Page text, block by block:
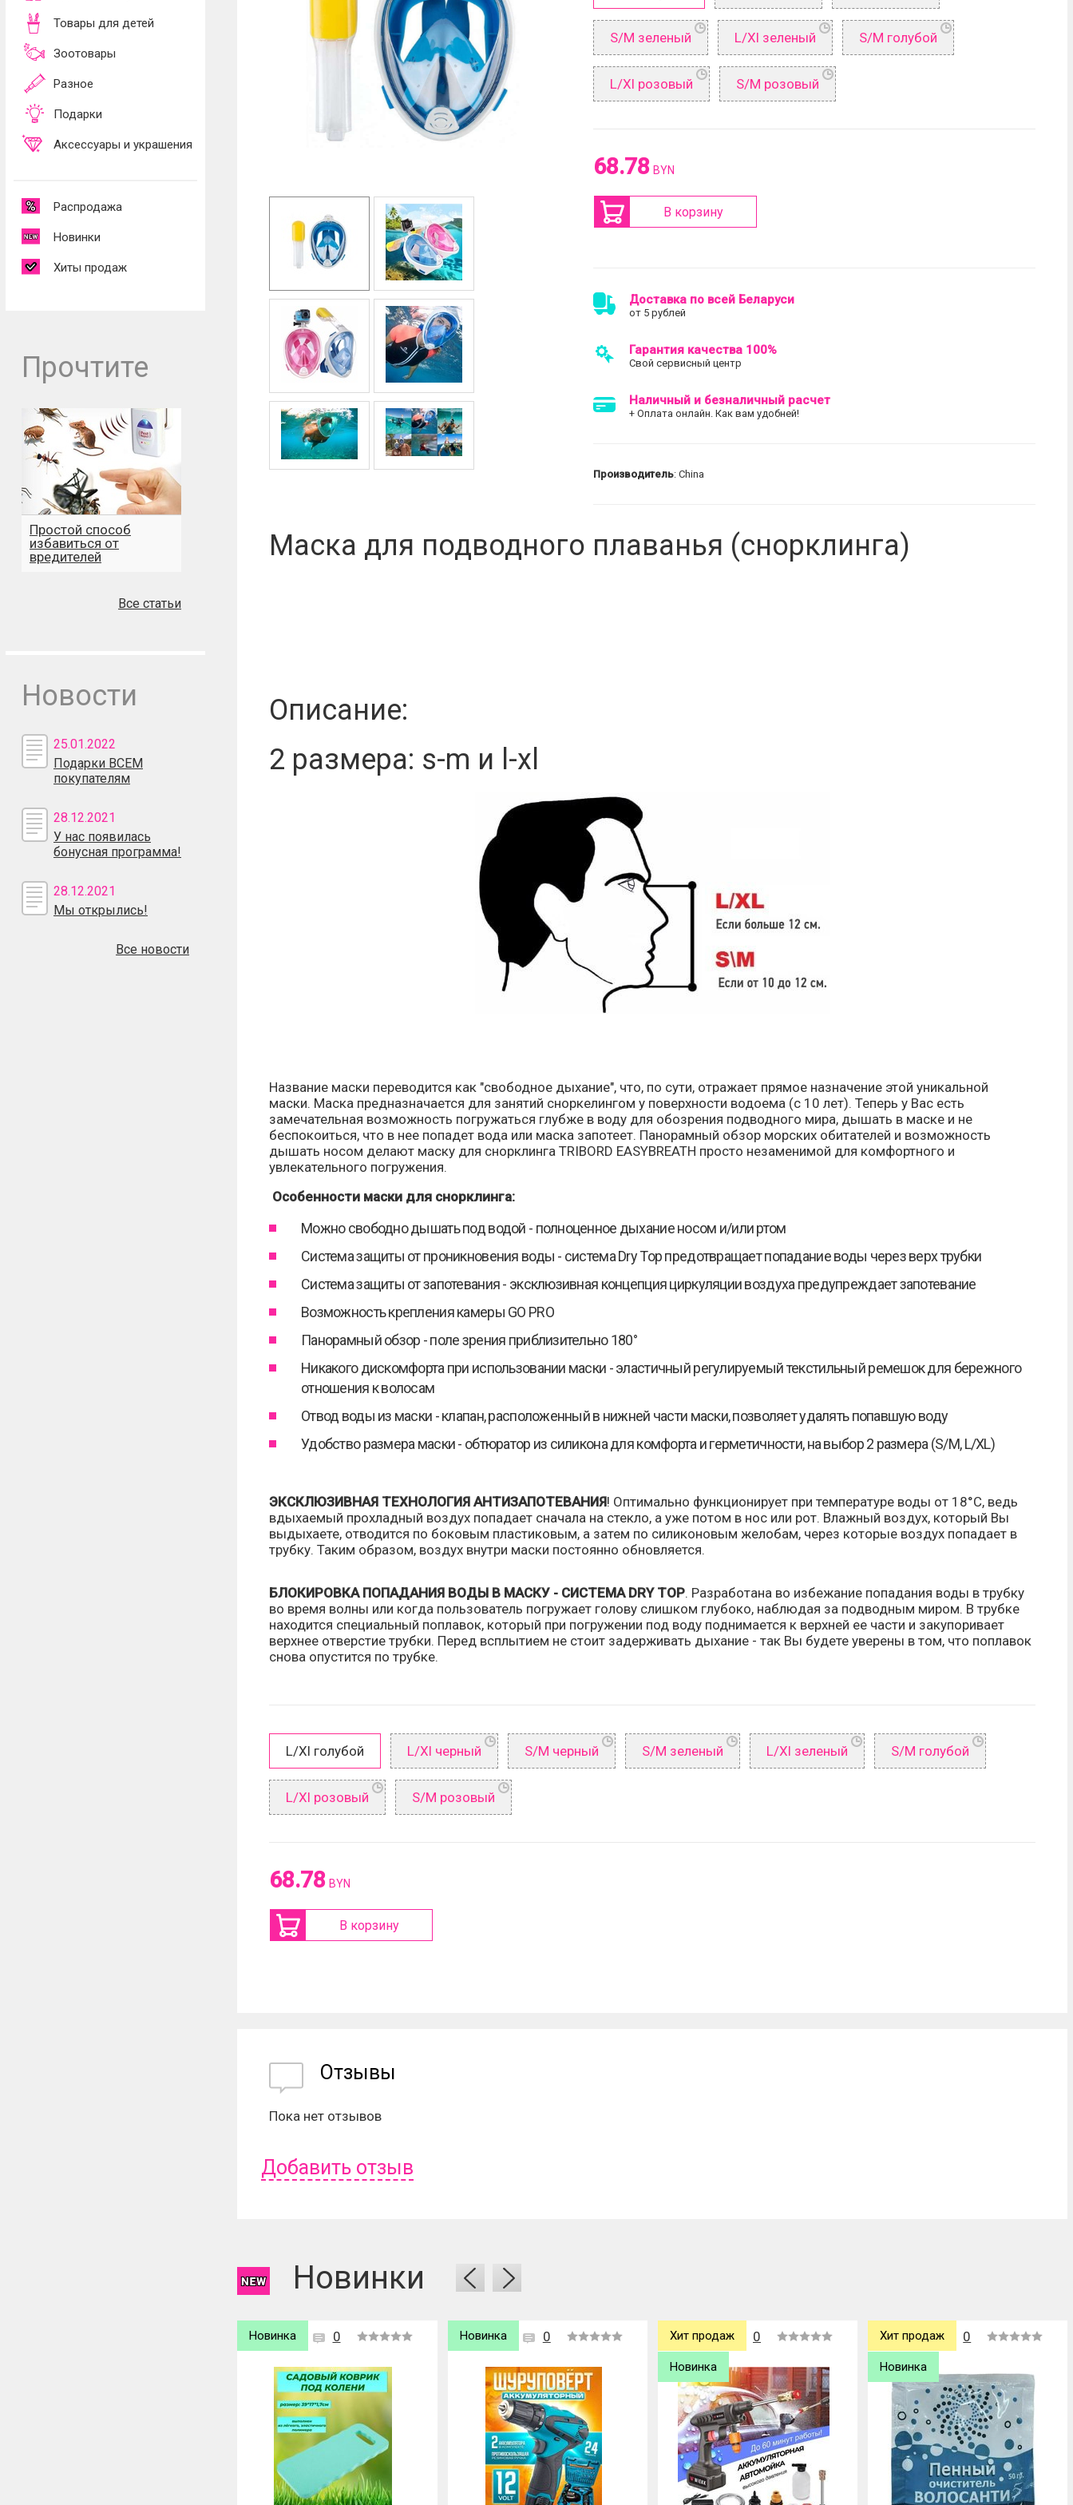
Товары для детей
Зоотовары
Разное
Подарки
Аксессуары и украшения
Распродажа
Новинки
Хиты продаж
Прочтите
Простой способ
избавиться от
вредителей
Все статьи
Новости
25.01.2022
Подарки ВСЕМ
покупателям
28.12.2021
У нас появилась
бонусная программа!
28.12.2021
Мы открылись!
Все новости
S/M зеленый L/Xl зеленый S/M голубой
L/Xl розовый S/M розовый
68.78 BYN
В корзину
Доставка по всей Беларуси
от 5 рублей
Гарантия качества 100%
Свой сервисный центр
Наличный и безналичный расчет
+ Оплата онлайн. Как вам удобней!
Производитель: China
Маска для подводного плаванья (снорклинга)
Описание:
2 размера: s-m и l-xl
Название маски переводится как "свободное дыхание", что, по сути, отражает прямое назначение этой уникальной
маски. Маска предназначается для занятий сноркелингом у поверхности водоема (с 10 лет). Теперь у Вас есть
замечательная возможность погружаться глубже в воду для обозрения подводного мира, дышать в маске и не
беспокоиться, что в нее попадет вода или маска запотеет. Панорамный обзор морских обитателей и возможность
дышать носом делают маску для снорклинга TRIBORD EASYBREATH просто незаменимой для комфортного и
увлекательного погружения.
Особенности маски для снорклинга:
Можно свободно дышать под водой - полноценное дыхание носом и/или ртом
Система защиты от проникновения воды - система Dry Top предотвращает попадание воды через верх трубки
Система защиты от запотевания - эксклюзивная концепция циркуляции воздуха предупреждает запотевание
Возможность крепления камеры GO PRO
Панорамный обзор - поле зрения приблизительно 180°
Никакого дискомфорта при использовании маски - эластичный регулируемый текстильный ремешок для бережного
отношения к волосам
Отвод воды из маски - клапан, расположенный в нижней части маски, позволяет удалять попавшую воду
Удобство размера маски - обтюратор из силикона для комфорта и герметичности, на выбор 2 размера (S/M, L/XL)
ЭКСКЛЮЗИВНАЯ ТЕХНОЛОГИЯ АНТИЗАПОТЕВАНИЯ! Оптимально функционирует при температуре воды от 18°C, ведь
вдыхаемый прохладный воздух попадает сначала на стекло, а уже потом в нос или рот. Влажный воздух, который Вы
выдыхаете, отводится по боковым пластиковым, а затем по силиконовым желобам, через которые воздух попадает в
трубку. Таким образом, воздух внутри маски постоянно обновляется.
БЛОКИРОВКА ПОПАДАНИЯ ВОДЫ В МАСКУ - СИСТЕМА DRY TOP. Разработана во избежание попадания воды в трубку
во время волны или когда пользователь погружает голову слишком глубоко, наблюдая за подводным миром. В трубке
находится специальный поплавок, который при погружении под воду поднимается к верхней ее части и закупоривает
верхнее отверстие трубки. Перед всплытием не стоит задерживать дыхание - так Вы будете уверены в том, что поплавок
снова опустится по трубке.
L/Xl голубой L/Xl черный S/M черный S/M зеленый L/Xl зеленый S/M голубой
L/Xl розовый S/M розовый
68.78 BYN
В корзину
Отзывы
Пока нет отзывов
Добавить отзыв
Новинки
0
Новинка 0
Хит продаж
Новинка
0
Хит продаж
Новинка
0
Новинка